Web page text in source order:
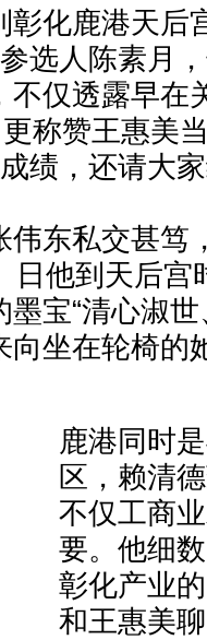
彰化鹿港天后
选人陈素月
不仅透露早在
称赞王惠美
绩，还请大
伟东私交甚笃
日他到天后宫
宝“清心淑
向坐在轮椅的
鹿港同时
区，赖清
不仅工商
要。他细
彰化产业
和王惠美